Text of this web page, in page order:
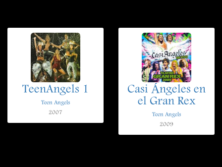
TeenAngels 1
Teen Angels
2007
Casi Ángeles en
el Gran Rex
Teen Angels
2009